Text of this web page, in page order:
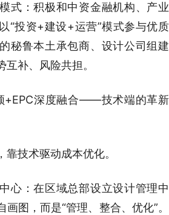
式：积极和中资金融机构、产业
“投资+建设+运营”模式参与优质
秘鲁本土承包商、设计公司组建
补、风险共担。
+EPC深度融合——技术端的革新
技术驱动成本优化。
心：在区域总部设立设计管理中
图，而是“管理、整合、优化”。